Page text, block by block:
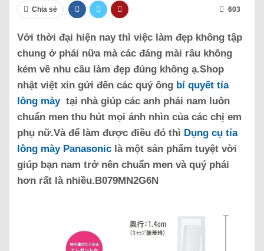
Chia sẻ 603
Với thời đại hiện nay thì việc làm đẹp không tập
chung ở phái nữa mà các đáng mài râu không
kém về nhu cầu làm đẹp đúng không ạ.Shop
nhật việt xin gửi đến các quý ông bí quyết tỉa
lông mày tại nhà giúp các anh phái nam luôn
chuẩn men thu hút mọi ánh nhìn của các chị em
phụ nữ.Và để làm được điều đó thì Dụng cụ tỉa
lông mày Panasonic là một sản phẩm tuyệt vời
giúp bạn nam trở nên chuẩn men và quý phái
hơn rất là nhiều.B079MN2G6N